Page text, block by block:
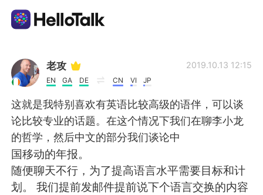
Appli d'échange linguistique
AI Grammar Checker
Français
English 简体中文
老攻
EN GA DE CN VI JP
2019.10.13 12:15
这就是我特别喜欢有英语比较高级的语伴，可以谈
论比较专业的话题。在这个情况下我们在聊李小龙
的哲学，然后中文的部分我们谈论中
国移动的年报。
随便聊天不行，为了提高语言水平需要目标和计
划。 我们提前发邮件提前说下个语言交换的内容